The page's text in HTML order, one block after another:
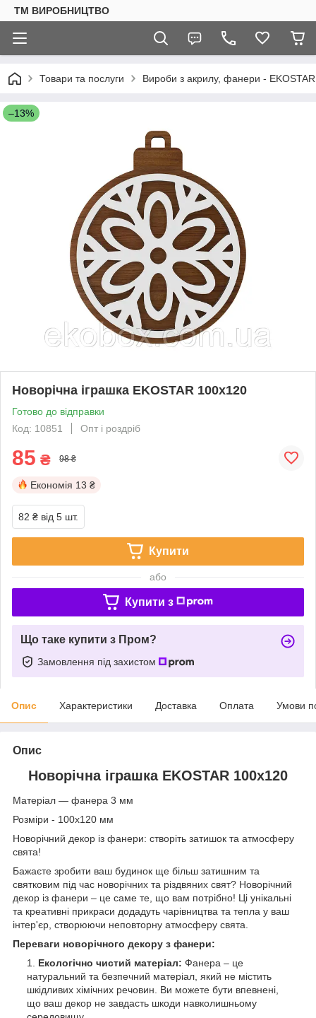
ТМ ВИРОБНИЦТВО
Товари та послуги Вироби з акрилу, фанери - EKOSTAR
–13%
Новорічна іграшка EKOSTAR 100х120
Готово до відправки
Код: 10851
Опт і роздріб
85 ₴ 98 ₴
Економія 13 ₴
82 ₴ від 5 шт.
Купити
або
Купити з
Що таке купити з Пром?
Замовлення під захистом
Опис Характеристики Доставка Оплата Умови
Опис
Новорічна іграшка EKOSTAR 100х120
Матеріал ― фанера 3 мм
Розміри - 100х120 мм
Новорічний декор із фанери: створіть затишок та атмосферу
свята!
Бажаєте зробити ваш будинок ще більш затишним та
святковим під час новорічних та різдвяних свят? Новорічний
декор із фанери – це саме те, що вам потрібно! Ці унікальні
та креативні прикраси додадуть чарівництва та тепла у ваш
інтер'єр, створюючи неповторну атмосферу свята.
Переваги новорічного декору з фанери:
Екологічно чистий матеріал: Фанера – це
натуральний та безпечний матеріал, який не містить
шкідливих хімічних речовин. Ви можете бути впевнені,
що ваш декор не завдасть шкоди навколишньому